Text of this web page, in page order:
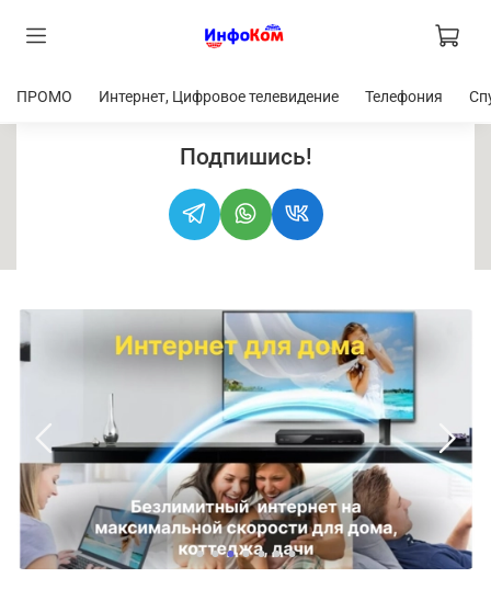
ПРОМО Интернет, Цифровое телевидение Телефония
Подпишись!